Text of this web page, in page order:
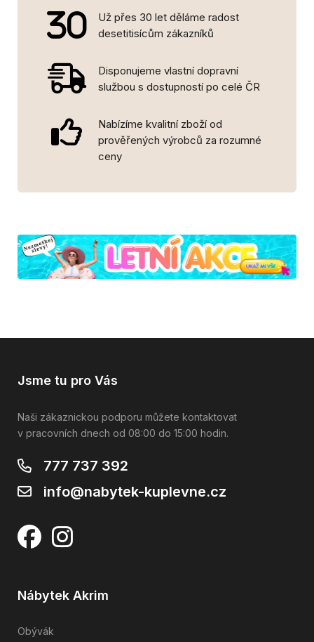
Už přes 30 let děláme radost
desetitisícům zákazníků
Disponujeme vlastní dopravní
službou s dostupností po celé ČR
Nabízíme kvalitní zboží od
prověřených výrobců za rozumné
ceny
Jsme tu pro Vás
Naši zákaznickou podporu můžete kontaktovat
v pracovních dnech od 08:00 do 15:00 hodin.
777 737 392
info@nabytek-kuplevne.cz
Nábytek Akrim
Obývák